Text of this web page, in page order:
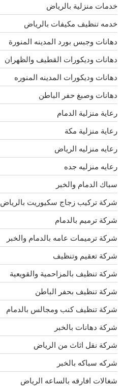
خدمات منزلية بالرياض
خدمه تنظيف مكيفات بالرياض
دهانات وجبس بورد المدينه المنورة
دهانات وديكورات القطيف والظهران
دهانات وديكورات المدينه المنوره
دهانات وصبغ حفر الباطن
رعاية منزلية الدمام
رعاية منزلية مكة
رعايه منزليه الرياض
رعايه منزليه جده
سباك الدمام والخبر
شركة تركيب زجاج سكيوريت بالرياض
شركة ترميم بالدمام
شركة ترميمات عامه بالدمام والخبر
شركة تعقيم وتنظيف
شركة تنظيف بالمزاحمية والقويعية
شركة تنظيف بحفر الباطن
شركة تنظيف كنب ومجالس بالدمام
شركة دهانات بالخبر
شركة نقل اثاث من الرياض
شركه سباكه بالخبر
شغالات افارقه بالساعه الرياض